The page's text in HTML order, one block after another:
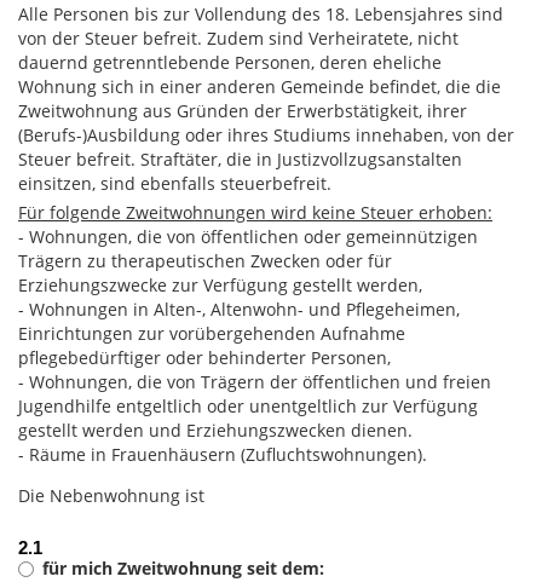
Alle Personen bis zur Vollendung des 18. Lebensjahres sind
von der Steuer befreit. Zudem sind Verheiratete, nicht
dauernd getrenntlebende Personen, deren eheliche
Wohnung sich in einer anderen Gemeinde befindet, die die
Zweitwohnung aus Gründen der Erwerbstätigkeit, ihrer
(Berufs-)Ausbildung oder ihres Studiums innehaben, von der
Steuer befreit. Straftäter, die in Justizvollzugsanstalten
einsitzen, sind ebenfalls steuerbefreit.
Für folgende Zweitwohnungen wird keine Steuer erhoben:
- Wohnungen, die von öffentlichen oder gemeinnützigen
Trägern zu therapeutischen Zwecken oder für
Erziehungszwecke zur Verfügung gestellt werden,
- Wohnungen in Alten-, Altenwohn- und Pflegeheimen,
Einrichtungen zur vorübergehenden Aufnahme
pflegebedürftiger oder behinderter Personen,
- Wohnungen, die von Trägern der öffentlichen und freien
Jugendhilfe entgeltlich oder unentgeltlich zur Verfügung
gestellt werden und Erziehungszwecken dienen.
- Räume in Frauenhäusern (Zufluchtswohnungen).
Die Nebenwohnung ist
2.1
für mich Zweitwohnung seit dem: